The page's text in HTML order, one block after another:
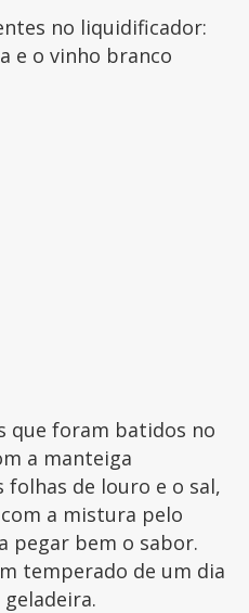
no liquidificador:
e o vinho branco
que foram batidos no
a manteiga
de louro e o sal,
a mistura pelo
pegar bem o sabor.
temperado de um dia